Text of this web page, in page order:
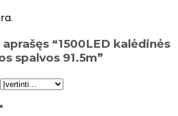
“1500LED kalėdinės
spalvos 91.5m”
*